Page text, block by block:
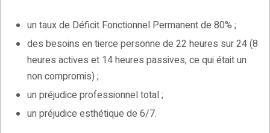
un taux de Déficit Fonctionnel Permanent de 80% ;
des besoins en tierce personne de 22 heures sur 24 (8
heures actives et 14 heures passives, ce qui était un
non compromis) ;
un préjudice professionnel total ;
un préjudice esthétique de 6/7.